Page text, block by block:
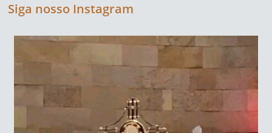
Siga nosso Instagram